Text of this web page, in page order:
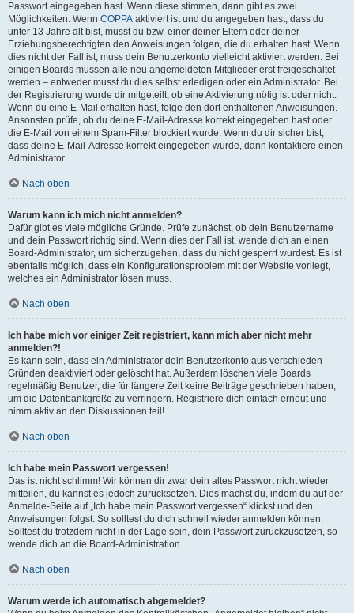
Passwort eingegeben hast. Wenn diese stimmen, dann gibt es zwei
Möglichkeiten. Wenn COPPA aktiviert ist und du angegeben hast, dass du
unter 13 Jahre alt bist, musst du bzw. einer deiner Eltern oder deiner
Erziehungsberechtigten den Anweisungen folgen, die du erhalten hast. Wenn
dies nicht der Fall ist, muss dein Benutzerkonto vielleicht aktiviert werden. Bei
einigen Boards müssen alle neu angemeldeten Mitglieder erst freigeschaltet
werden – entweder musst du dies selbst erledigen oder ein Administrator. Bei
der Registrierung wurde dir mitgeteilt, ob eine Aktivierung nötig ist oder nicht.
Wenn du eine E-Mail erhalten hast, folge den dort enthaltenen Anweisungen.
Ansonsten prüfe, ob du deine E-Mail-Adresse korrekt eingegeben hast oder
die E-Mail von einem Spam-Filter blockiert wurde. Wenn du dir sicher bist,
dass deine E-Mail-Adresse korrekt eingegeben wurde, dann kontaktiere einen
Administrator.
Nach oben
Warum kann ich mich nicht anmelden?
Dafür gibt es viele mögliche Gründe. Prüfe zunächst, ob dein Benutzername
und dein Passwort richtig sind. Wenn dies der Fall ist, wende dich an einen
Board-Administrator, um sicherzugehen, dass du nicht gesperrt wurdest. Es ist
ebenfalls möglich, dass ein Konfigurationsproblem mit der Website vorliegt,
welches ein Administrator lösen muss.
Nach oben
Ich habe mich vor einiger Zeit registriert, kann mich aber nicht mehr
anmelden?!
Es kann sein, dass ein Administrator dein Benutzerkonto aus verschieden
Gründen deaktiviert oder gelöscht hat. Außerdem löschen viele Boards
regelmäßig Benutzer, die für längere Zeit keine Beiträge geschrieben haben,
um die Datenbankgröße zu verringern. Registriere dich einfach erneut und
nimm aktiv an den Diskussionen teil!
Nach oben
Ich habe mein Passwort vergessen!
Das ist nicht schlimm! Wir können dir zwar dein altes Passwort nicht wieder
mitteilen, du kannst es jedoch zurücksetzen. Dies machst du, indem du auf der
Anmelde-Seite auf „Ich habe mein Passwort vergessen“ klickst und den
Anweisungen folgst. So solltest du dich schnell wieder anmelden können.
Solltest du trotzdem nicht in der Lage sein, dein Passwort zurückzusetzen, so
wende dich an die Board-Administration.
Nach oben
Warum werde ich automatisch abgemeldet?